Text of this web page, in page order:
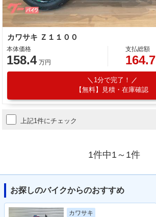
カワサキ Ｚ１１００
本体価格
158.4 万円
支払総額
164.7
1分で完了！
【無料】見積・在庫確認
上記1件にチェック
1件中1～1件
お探しのバイクからのおすすめ
カワサキ